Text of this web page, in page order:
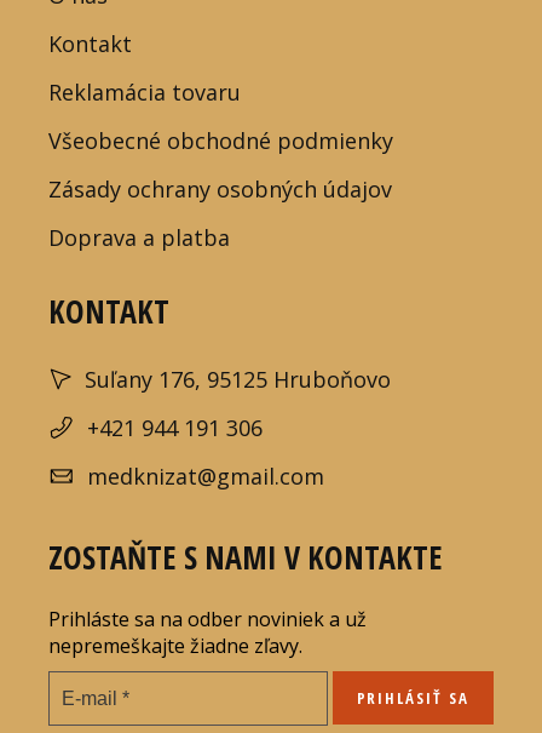
Kontakt
Reklamácia tovaru
Všeobecné obchodné podmienky
Zásady ochrany osobných údajov
Doprava a platba
KONTAKT
Suľany 176, 95125 Hruboňovo
+421 944 191 306
medknizat@gmail.com
ZOSTAŇTE S NAMI V KONTAKTE
Prihláste sa na odber noviniek a už
nepremeškajte žiadne zľavy.